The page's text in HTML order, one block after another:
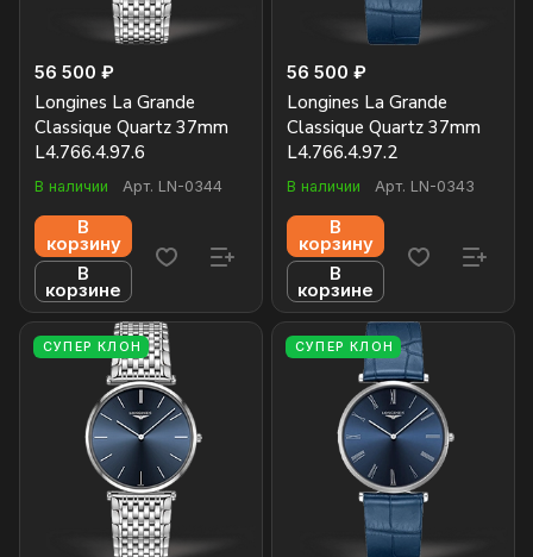
56 500 ₽
Longines La Grande
Classique Quartz 37mm
L4.766.4.97.6
В наличии Арт. LN-0344
В
корзину
В
корзине
56 500 ₽
Longines La Grande
Classique Quartz 37mm
L4.766.4.97.2
В наличии Арт. LN-0343
В
корзину
В
корзине
СУПЕР КЛОН СУПЕР КЛОН